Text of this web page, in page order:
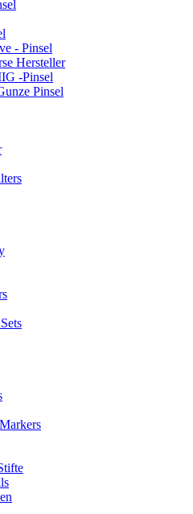
- Pinsel
Hersteller
-Pinsel
Pinsel